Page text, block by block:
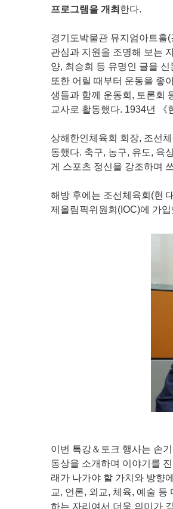
프로그램을 개최 한다.
경기도박물관 뮤지엄아트홀
관심과 지원을 조명해 보는
양, 최승희 등 유명인 글을
또한 어릴 때부터 운동을 좋
생들과 함께 운동회, 토론회
교사로 활동했다. 1934년 《
상해한인체육회 회장, 조선
동했다. 축구, 농구, 유도, 육
게 스포츠 정신을 강조하며
해방 후에는 조선체육회(현
제올림픽위원회(IOC)에 가입
이번 특강＆토크 행사는 손
동상을 소개하며 이야기를
래가 나가야 할 가치와 방향
교, 언론, 외교, 체육, 예술
하는 자리여서 더욱 의미가